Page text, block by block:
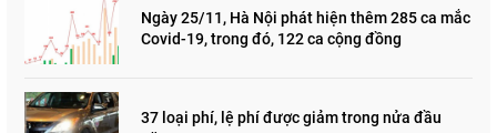
Ngày 25/11, Hà Nội phát hiện thêm 285 ca mắc
Covid-19, trong đó, 122 ca cộng đồng
37 loại phí, lệ phí được giảm trong nửa đầu